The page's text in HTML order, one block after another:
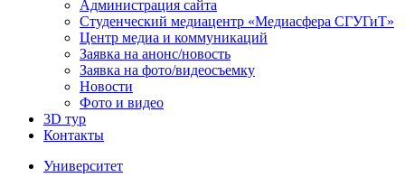
Администрация сайта
Студенческий медиацентр «Медиасфера СГУГиТ»
Центр медиа и коммуникаций
Заявка на анонс/новость
Заявка на фото/видеосъемку
Новости
Фото и видео
3D тур
Контакты
Университет